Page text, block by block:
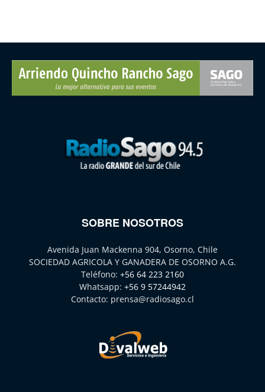
SOBRE NOSOTROS
Avenida Juan Mackenna 904, Osorno, Chile
SOCIEDAD AGRICOLA Y GANADERA DE OSORNO A.G.
Teléfono: +56 64 223 2160
Whatsapp: +56 9 57244942
Contacto: prensa@radiosago.cl